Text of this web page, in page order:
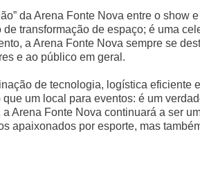
da Arena Fonte Nova entre o show
de transformação de espaço; é uma
a Arena Fonte Nova sempre se
e ao público em geral.
de tecnologia, logística eficiente
que um local para eventos: é um
a Arena Fonte Nova continuará a ser
apaixonados por esporte, mas